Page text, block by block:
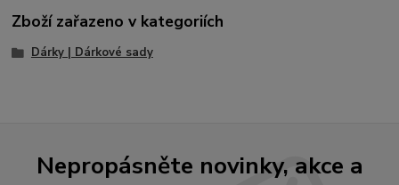
Zboží zařazeno v kategoriích
Dárky | Dárkové sady
Nepropásněte novinky, akce a